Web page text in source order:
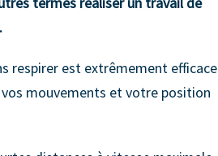
respirer est extrêmement efficace
mouvements et votre position